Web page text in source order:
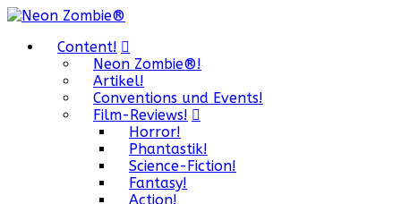
Content!
Neon Zombie®!
Artikel!
Conventions und Events!
Film-Reviews!
Horror!
Phantastik!
Science-Fiction!
Fantasy!
Action!